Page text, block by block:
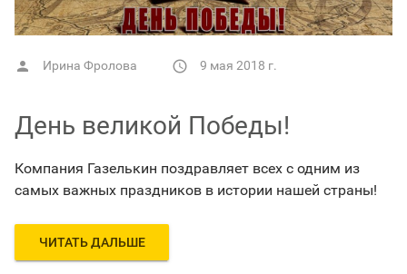
 Ирина Фролова  9 мая 2018 г.
День великой Победы!
Компания Газелькин поздравляет всех с одним из
самых важных праздников в истории нашей страны!
ЧИТАТЬ ДАЛЬШЕ